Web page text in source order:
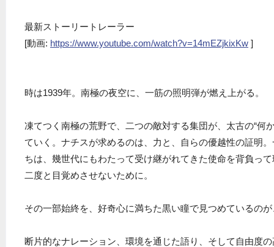
最新ストーリートレーラー
[動画: https://www.youtube.com/watch?v=14mEZjkixKw ]
時は1939年。南極の夜空に、一筋の照明弾が燃え上がる。
凍てつく南極の荒野で、二つの敵対する集団が、太古の“何
ていく。ナチスが求めるのは、力と、自らの優越性の証明
ちは、幾世代にもわたって受け継がれてきた使命を背負っ
二度と目覚めさせないために。
その一部始終を、好奇心に満ちた黒い瞳で見つめているの
断片的なナレーション、環境を通じた語り、そして自由度